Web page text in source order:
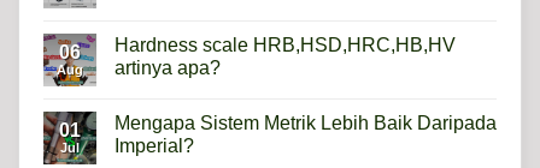
Mikroskop
Metalurgi
Apa
06
Aug
Hardness scale HRB,HSD,HRC,HB,HV
artinya apa?
on
Hardness
scale
01
Jul
Mengapa Sistem Metrik Lebih Baik Daripada
Imperial?